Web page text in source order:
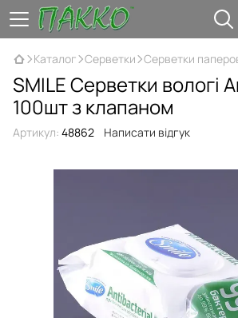
Каталог Серветки Серветки
SMILE Серветки вологі
100шт з клапаном
Артикул: 48862 Написати відгук